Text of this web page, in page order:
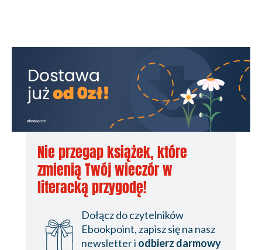
Nie przegap książek, które
zmienią Twój wieczór w
literacką przygodę!
Dołącz do czytelników
Ebookpoint, zapisz się na nasz
newsletter i odbierz darmowy